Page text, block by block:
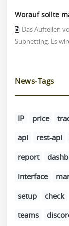
Worauf sollte
Das Aufteilen
Subnetting. Es
News-Tags
IP price
api
rest-api
report
interface
setup
check
teams